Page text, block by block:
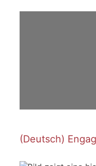
(Deutsch)